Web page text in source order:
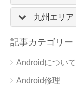
九州エリア
記事カテゴリー
Androidについて
Android修理